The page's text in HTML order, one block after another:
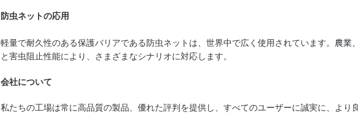
防虫ネットの応用
軽量で耐久性のある保護バリアである防虫ネットは、世界中で広く使用されています。 農業
と害虫阻止性能により、さまざまなシナリオに対応します。
会社について
私たちの工場は常に高品質の製品、優れた評判を提供し、すべてのユーザーに誠実に、より